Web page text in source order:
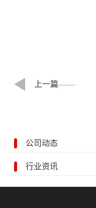
上一篇
公司动态
行业资讯